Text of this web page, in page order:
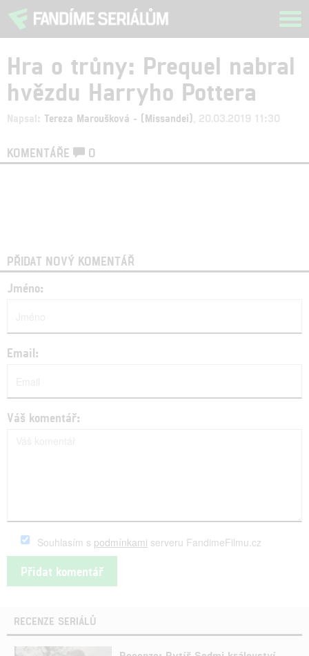
Hra o trůny: Prequel nabral
hvězdu Harryho Pottera
Napsal: Tereza Maroušková - (Missandei) , 20.03.2019 11:30
KOMENTÁŘE 0
PŘIDAT NOVÝ KOMENTÁŘ
Jméno:
Email:
Váš komentář:
Souhlasím s podmínkami serveru FandimeFilmu.cz
RECENZE SERIÁLŮ